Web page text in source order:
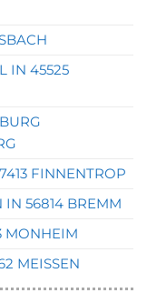
IN 45525
FINNENTROP
56814 BREMM
MONHEIM
MEISSEN